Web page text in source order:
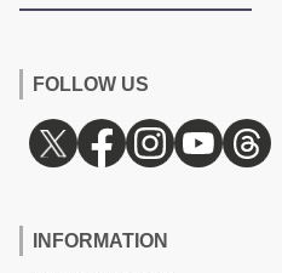
FOLLOW US
INFORMATION